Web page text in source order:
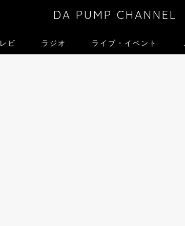
DA PUMP CHANNEL
ビ ラジオ ライブ・イベント